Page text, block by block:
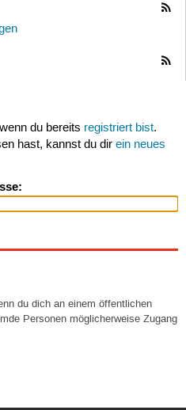
du bereits registriert bist.
hast, kannst du dir ein neues
du dich an einem öffentlichen
Personen möglicherweise Zugang